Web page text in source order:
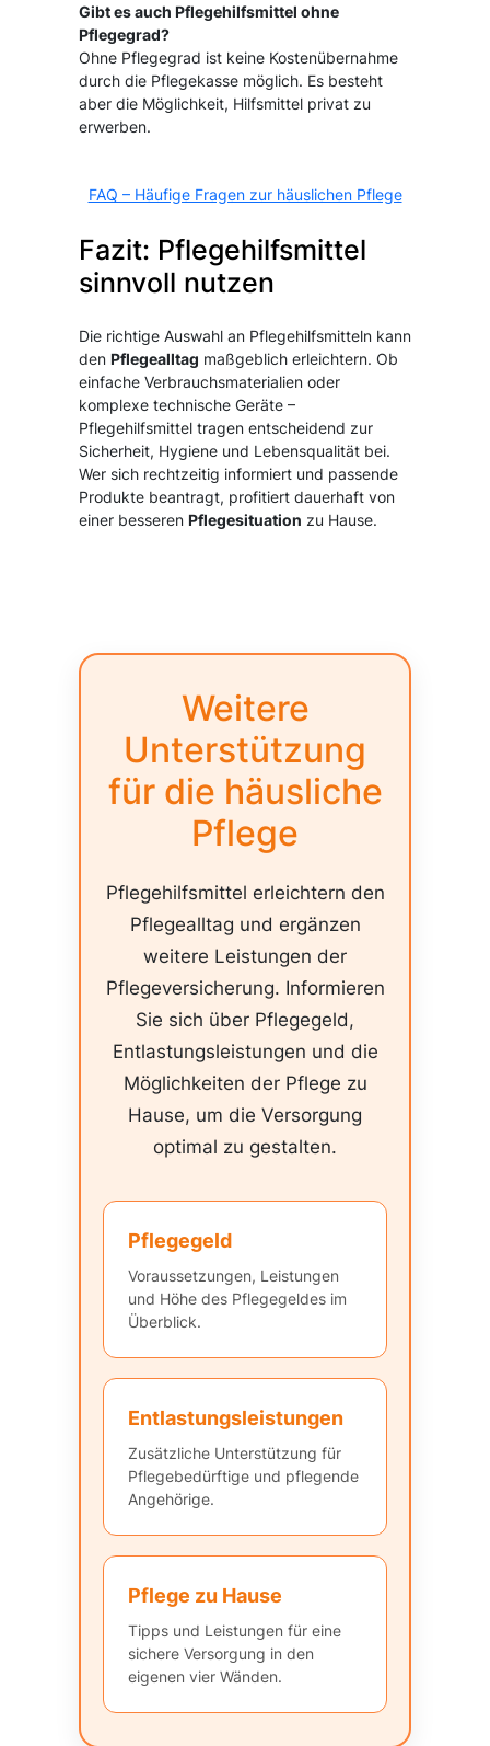
Gibt es auch Pflegehilfsmittel ohne
Pflegegrad?
Ohne Pflegegrad ist keine Kostenübernahme
durch die Pflegekasse möglich. Es besteht
aber die Möglichkeit, Hilfsmittel privat zu
erwerben.
FAQ – Häufige Fragen zur häuslichen Pflege
Fazit: Pflegehilfsmittel
sinnvoll nutzen
Die richtige Auswahl an Pflegehilfsmitteln kann
den Pflegealltag maßgeblich erleichtern. Ob
einfache Verbrauchsmaterialien oder
komplexe technische Geräte –
Pflegehilfsmittel tragen entscheidend zur
Sicherheit, Hygiene und Lebensqualität bei.
Wer sich rechtzeitig informiert und passende
Produkte beantragt, profitiert dauerhaft von
einer besseren Pflegesituation zu Hause.
Weitere
Unterstützung
für die häusliche
Pflege
Pflegehilfsmittel erleichtern den
Pflegealltag und ergänzen
weitere Leistungen der
Pflegeversicherung. Informieren
Sie sich über Pflegegeld,
Entlastungsleistungen und die
Möglichkeiten der Pflege zu
Hause, um die Versorgung
optimal zu gestalten.
Pflegegeld
Voraussetzungen, Leistungen
und Höhe des Pflegegeldes im
Überblick.
Entlastungsleistungen
Zusätzliche Unterstützung für
Pflegebedürftige und pflegende
Angehörige.
Pflege zu Hause
Tipps und Leistungen für eine
sichere Versorgung in den
eigenen vier Wänden.